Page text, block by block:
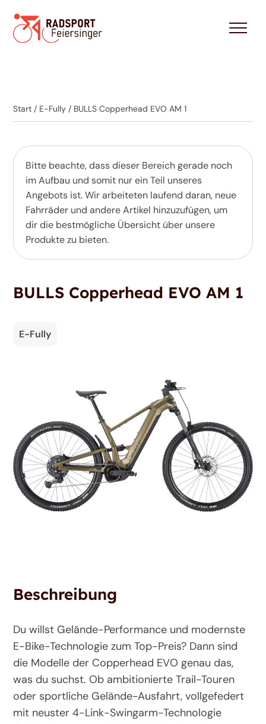
Start / E-Fully / BULLS Copperhead EVO AM 1
Bitte beachte, dass dieser Bereich gerade noch
im Aufbau und somit nur ein Teil unseres
Angebots ist. Wir arbeiteten laufend daran, neue
Fahrräder und andere Artikel hinzuzufügen, um
dir die bestmögliche Übersicht über unsere
Produkte zu bieten.
BULLS Copperhead EVO AM 1
E-Fully
Beschreibung
Du willst Gelände-Performance und modernste
E-Bike-Technologie zum Top-Preis? Dann sind
die Modelle der Copperhead EVO genau das,
was du suchst. Ob ambitionierte Trail-Touren
oder sportliche Gelände-Ausfahrt, vollgefedert
mit neuster 4-Link-Swingarm-Technologie